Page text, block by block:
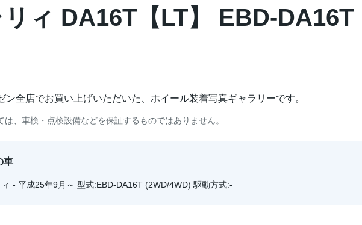
ィ DA16T【LT】 EBD-
ン全店でお買い上げいただいた、ホイール装着写真ギャラリーです。
は、車検・点検設備などを保証するものではありません。
車
- 平成25年9月～ 型式:EBD-DA16T (2WD/4WD) 駆動方式:-